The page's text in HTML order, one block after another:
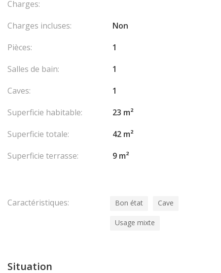
Charges:
Charges incluses:
Non
Pièces:
1
Salles de bain:
1
Caves:
1
Superficie habitable:
23 m²
Superficie totale:
42 m²
Superficie terrasse:
9 m²
Caractéristiques: Bon état Cave
Usage mixte
Situation